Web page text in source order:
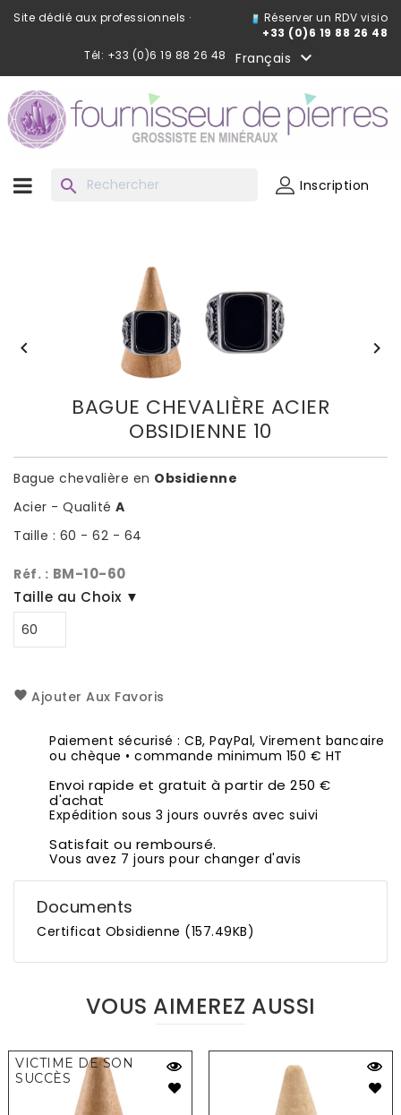
Site dédié aux professionnels ·
Réserver un RDV visio
+33 (0)6 19 88 26 48
Tél: +33 (0)6 19 88 26 48
Français 
search Inscription
 
BAGUE CHEVALIÈRE ACIER
OBSIDIENNE 10
Bague chevalière en Obsidienne
Acier - Qualité A
Taille : 60 - 62 - 64
Réf. : BM-10-60
Taille au Choix ▼
Ajouter Aux Favoris
Paiement sécurisé : CB, PayPal, Virement bancaire
ou chèque • commande minimum 150 € HT
Envoi rapide et gratuit à partir de 250 €
d'achat
Expédition sous 3 jours ouvrés avec suivi
Satisfait ou remboursé.
Vous avez 7 jours pour changer d'avis
Documents
Certificat Obsidienne (157.49KB)
VOUS AIMEREZ AUSSI
VICTIME DE SON
SUCCÈS